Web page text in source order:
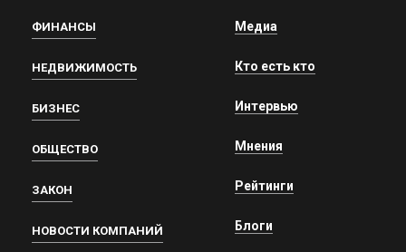
ФИНАНСЫ
НЕДВИЖИМОСТЬ
БИЗНЕС
ОБЩЕСТВО
ЗАКОН
НОВОСТИ КОМПАНИЙ
Медиа
Кто есть кто
Интервью
Мнения
Рейтинги
Блоги